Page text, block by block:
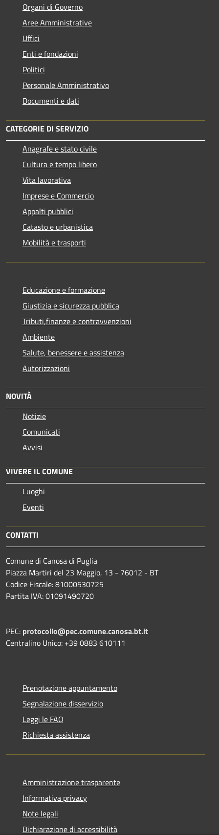
Organi di Governo
Aree Amministrative
Uffici
Enti e fondazioni
Politici
Personale Amministrativo
Documenti e dati
CATEGORIE DI SERVIZIO
Anagrafe e stato civile
Cultura e tempo libero
Vita lavorativa
Imprese e Commercio
Appalti pubblici
Catasto e urbanistica
Mobilità e trasporti
Educazione e formazione
Giustizia e sicurezza pubblica
Tributi,finanze e contravvenzioni
Ambiente
Salute, benessere e assistenza
Autorizzazioni
NOVITÀ
Notizie
Comunicati
Avvisi
VIVERE IL COMUNE
Luoghi
Eventi
CONTATTI
Comune di Canosa di Puglia
Piazza Martiri del 23 Maggio, 13 - 76012 - BT
Codice Fiscale: 81000530725
Partita IVA: 01091490720
PEC: protocollo@pec.comune.canosa.bt.it
Centralino Unico: +39 0883 610111
Prenotazione appuntamento
Segnalazione disservizio
Leggi le FAQ
Richiesta assistenza
Amministrazione trasparente
Informativa privacy
Note legali
Dichiarazione di accessibilità